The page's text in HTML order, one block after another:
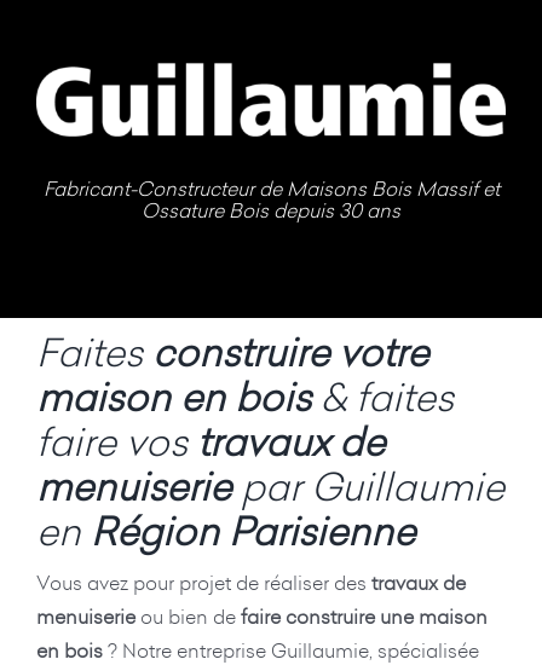
contenu
Fabricant-Constructeur de Maisons Bois Massif et
Ossature Bois depuis 30 ans
Faites construire votre
maison en bois& faites
faire vostravaux de
menuiseriepar Guillaumie
en Région Parisienne
Vous avez pour projet de réaliser des travaux de
menuiserieou bien defaire construire une maison
en bois? Notre entreprise Guillaumie, spécialisée